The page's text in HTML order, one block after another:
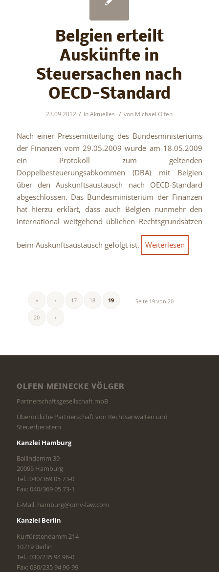
Belgien erteilt
Auskünfte in
Steuersachen nach
OECD-Standard
23.09.2012 / inAktuelles / von Michael Olfen
Nach einer Pressemitteilung des Bundesministeriums
der Finanzen vom 29.05.2009 wurde am 18.05.2009
ein Protokoll zum geltenden
Doppelbesteuerungsabkommen (DBA) mit Belgien
über den Auskunftsaustausch nach OECD-Standard
abgeschlossen. Das Bundesministerium der Finanzen
hat hierzu erklärt, dass auch Belgien nunmehr den
international weitgehend üblichen Rechtsgrundsätzen
beim Auskunftsaustausch gefolgt ist. Weiterlesen
Seite 19 von 20
« ‹ 17 18 19
20 ›
OLFEN MEINECKE VÖLGER
Partnerschaftsgesellschaft mbB
Überörtliche Partnerschaft von Rechtsanwälten und
Steuerberatern
Kanzlei Hamburg
Ballindamm 39
20095 Hamburg
Tel.: 040/369 05 73-0
Fax: 040/369 05 73-1
E-Mail: hamburg@omv-law.com
Kanzlei Berlin
Kurfürstendamm 214
10719 Berlin
Tel.: 030/235 94 96-0
Fax: 030/235 94 96-99